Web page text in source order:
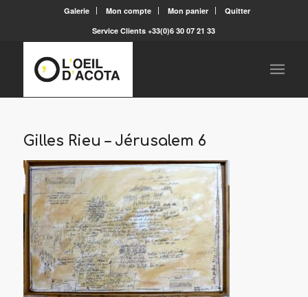
Galerie Mon compte Mon panier
Quitter
Service Clients +33(0)6 30 07 21 33
Gilles Rieu – Jérusalem 6